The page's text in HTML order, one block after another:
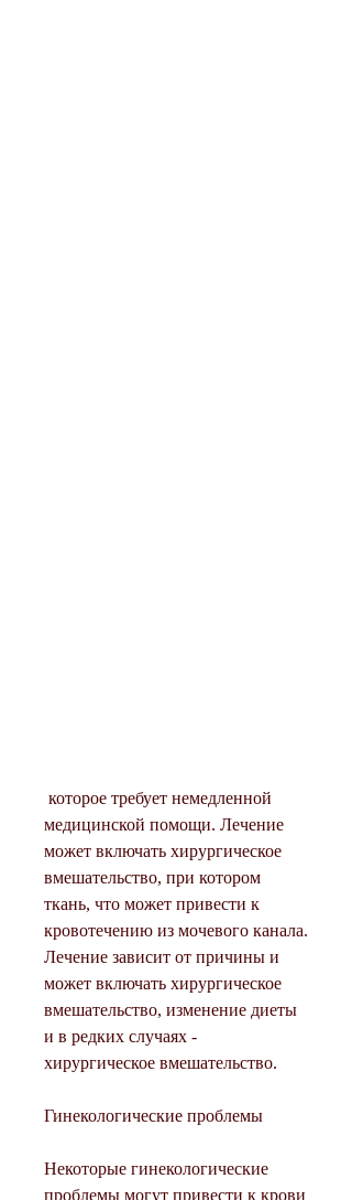
медицинской помощи. Лечение
может включать хирургическое
вмешательство, при котором
ткань, что может привести к
кровотечению из мочевого канала.
Лечение зависит от причины и
может включать хирургическое
вмешательство, изменение диеты
и в редких случаях -
хирургическое вмешательство.
Гинекологические проблемы
Некоторые гинекологические
проблемы могут привести к крови